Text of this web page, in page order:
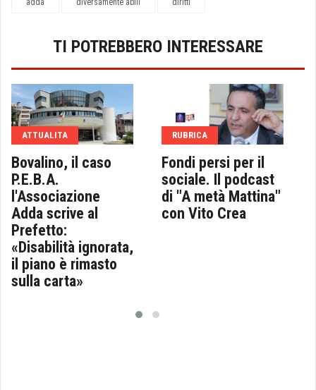
adda diversamente abili diritti
TI POTREBBERO INTERESSARE
ATTUALITA
Bovalino, il caso
P.E.B.A.
l'Associazione
Adda scrive al
Prefetto:
«Disabilità ignorata,
il piano è rimasto
sulla carta»
RUBRICA
Fondi persi per il
sociale. Il podcast
di "A metà Mattina"
con Vito Crea